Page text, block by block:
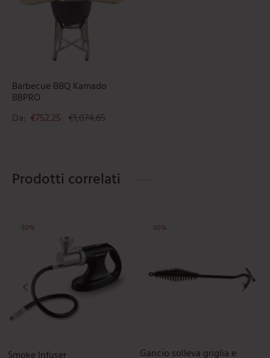
Barbecue BBQ Kamado
BBPRO
Da: €752.25 €1,074.65
Prodotti correlati
possono essere scelte nella pagina del prodotto
-30% -30%
Gancio solleva griglia e